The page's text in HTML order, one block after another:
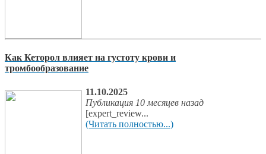
Как Кеторол влияет на густоту крови и
тромбообразование
11.10.2025
Публикация 10 месяцев назад
[expert_review...
(Читать полностью...)